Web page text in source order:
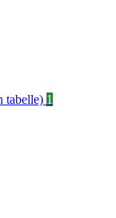
tabelle) 1